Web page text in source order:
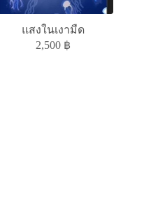
แสงในเงามืด
2,500 ฿